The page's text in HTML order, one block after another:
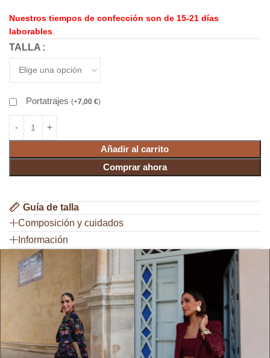
Nuestros tiempos de confección son de 15-21 días
laborables
TALLA
Portatrajes (+7,00 €)
Añadir al carrito
Comprar ahora
Guía de talla
Composición y cuidados
Información